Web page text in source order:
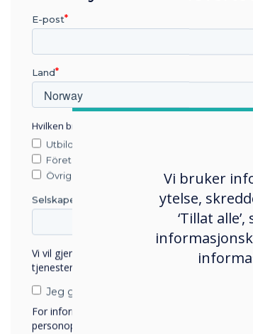
Vi bruker
ytelse,
‘Tillat
E-post
Land
Hvilken bransje jobber du i?
Utbildning
Företag
Övriga
Selskapets navn
Vi vil gjerne kontakte deg angående våre
tjenester via e-post, telefon eller post.
Jeg godtar å motta kommunikasjon fra
For informasjon om hvordan vi samler inn og
personopplysningene dine, se vår